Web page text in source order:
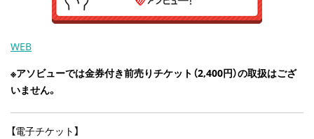
WEB
※アソビューでは金券付き前売りチケット（2,400円）の取扱はござ
いません。
【電子チケット】